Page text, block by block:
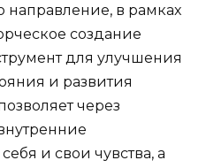
в рамках
создание
для улучшения
и развития
через
и свои чувства, а